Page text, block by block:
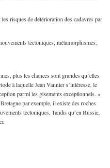
risques de détérioration des cadavres par
tectoniques, métamorphismes,
plus les chances sont grandes qu’elles
à laquelle Jean Vannier s’intéresse, le
parmi les gisements exceptionnels. «
par exemple, il existe des roches
tectoniques. Tandis qu’en Russie,